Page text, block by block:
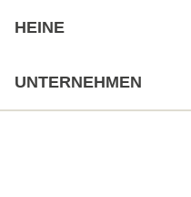
HEINE
UNTERNEHMEN